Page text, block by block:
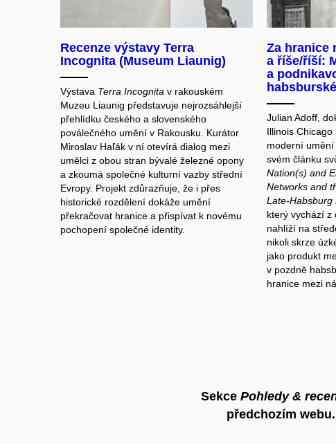
Recenze výstavy Terra
Incognita (Museum Liaunig)
Výstava Terra Incognita v rakouském
Muzeu Liaunig představuje nejrozsáhlejší
přehlídku českého a slovenského
poválečného umění v Rakousku. Kurátor
Miroslav Haľák v ní otevírá dialog mezi
umělci z obou stran bývalé železné opony
a zkoumá společné kulturní vazby střední
Evropy. Projekt zdůrazňuje, že i přes
historické rozdělení dokáže umění
překračovat hranice a přispívat k novému
pochopení společné identity.
Za hranice
a říše/říší:
a
Julian Adoff,
Illinois
moderní
svém článku
Nation(s) and
Networks and
Late-Habsburg
který vychází z
nahlíží na
nikoli skrze
jako produkt
v pozdně
hranice mezi
Sekce Pohledy &
předchozím